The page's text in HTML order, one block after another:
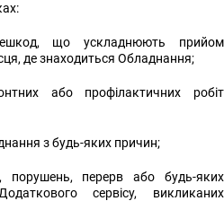
що ускладнюють прийом
де знаходиться Обладнання;
або профілактичних робіт
з будь-яких причин;
порушень, перерв або будь-яких
сервісу, викликаних